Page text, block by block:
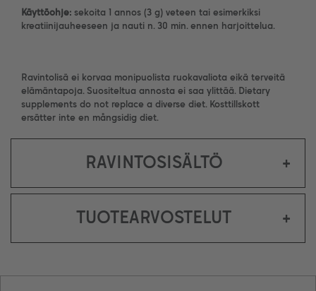
Käyttöohje: sekoita 1 annos (3 g) veteen tai esimerkiksi
kreatiinijauheeseen ja nauti n. 30 min. ennen harjoittelua.
Ravintolisä ei korvaa monipuolista ruokavaliota eikä terveitä
elämäntapoja. Suositeltua annosta ei saa ylittää. Dietary
supplements do not replace a diverse diet. Kosttillskott
ersätter inte en mångsidig diet.
RAVINTOSISÄLTÖ +
TUOTEARVOSTELUT +